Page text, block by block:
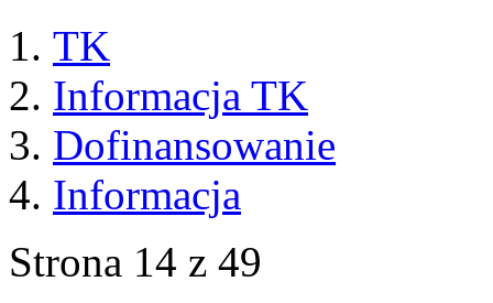
TK
Informacja TK
Dofinansowanie
Informacja
Strona 14 z 49